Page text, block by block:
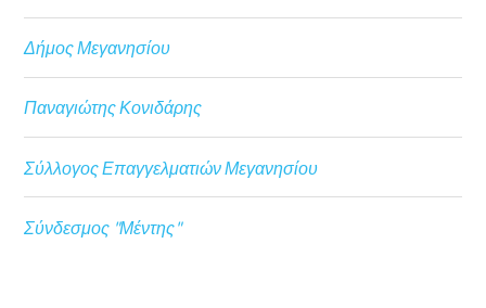
Δήμος Μεγανησίου
Παναγιώτης Κονιδάρης
Σύλλογος Επαγγελματιών Μεγανησίου
Σύνδεσμος "Μέντης"